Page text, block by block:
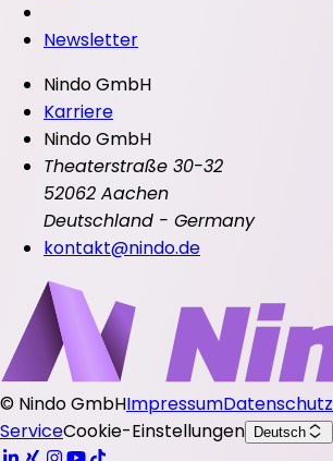
Newsletter
Nindo GmbH
Karriere
Nindo GmbH
Theaterstraße 30-32
52062 Aachen
Deutschland - Germany
kontakt@nindo.de
© Nindo GmbHImpressumDatenschutz
ServiceCookie-Einstellungen Deutsch